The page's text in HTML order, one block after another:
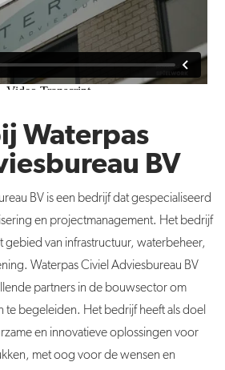
Waterpas
BV
BV is een bedrijf dat gespecialiseerd
en projectmanagement. Het bedrijf
gebied van infrastructuur, waterbeheer,
Waterpas Civiel Adviesbureau BV
partners in de bouwsector om
te begeleiden. Het bedrijf heeft als doel
en innovatieve oplossingen voor
met oog voor de wensen en